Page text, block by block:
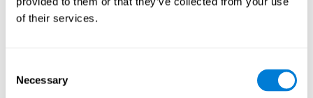
of their services.
Selection
Necessary
دماغی ورزش کے کچھ پروگرام بہت مختصر مدت کے نتائج
پھر آپ کی انفرادی رفتار اور تربیت کے انداز کو ظاہر
کرنے کے لیے کاموں کی مشکل کو ایڈجسٹ کرے۔